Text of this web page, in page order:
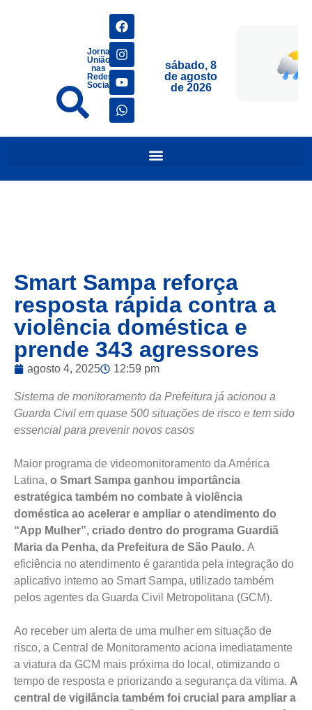
Jornais
União
nas
Redes
Sociais
sábado, 8
de agosto
de 2026
Smart Sampa reforça
resposta rápida contra a
violência doméstica e
prende 343 agressores
agosto 4, 2025 12:59 pm
Sistema de monitoramento da Prefeitura já acionou a
Guarda Civil em quase 500 situações de risco e tem sido
essencial para prevenir novos casos
Maior programa de videomonitoramento da América
Latina, o Smart Sampa ganhou importância
estratégica também no combate à violência
doméstica ao acelerar e ampliar o atendimento do
“App Mulher”, criado dentro do programa Guardiã
Maria da Penha, da Prefeitura de São Paulo. A
eficiência no atendimento é garantida pela integração do
aplicativo interno ao Smart Sampa, utilizado também
pelos agentes da Guarda Civil Metropolitana (GCM).
Ao receber um alerta de uma mulher em situação de
risco, a Central de Monitoramento aciona imediatamente
a viatura da GCM mais próxima do local, otimizando o
tempo de resposta e priorizando a segurança da vítima. A
central de vigilância também foi crucial para ampliar a